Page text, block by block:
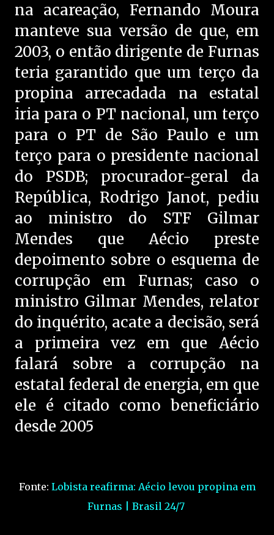
na acareação, Fernando Moura
manteve sua versão de que, em
2003, o então dirigente de Furnas
teria garantido que um terço da
propina arrecadada na estatal
iria para o PT nacional, um terço
para o PT de São Paulo e um
terço para o presidente nacional
do PSDB; procurador-geral da
República, Rodrigo Janot, pediu
ao ministro do STF Gilmar
Mendes que Aécio preste
depoimento sobre o esquema de
corrupção em Furnas; caso o
ministro Gilmar Mendes, relator
do inquérito, acate a decisão, será
a primeira vez em que Aécio
falará sobre a corrupção na
estatal federal de energia, em que
ele é citado como beneficiário
desde 2005
Fonte: Lobista reafirma: Aécio levou propina em
Furnas | Brasil 24/7